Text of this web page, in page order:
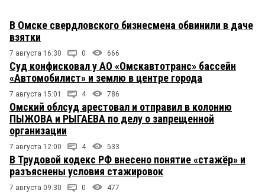
В Омске свердловского бизнесмена обвинили в даче
взятки
7 августа 16:30 0 666
Суд конфисковал у АО «Омскавтотранс» бассейн
«Автомобилист» и землю в центре города
7 августа 15:01 4 786
Омский облсуд арестовал и отправил в колонию
ПЫЖОВА и РЫГАЕВА по делу о запрещенной
организации
7 августа 12:00 4 533
В Трудовой кодекс РФ внесено понятие «стажёр» и
разъяснены условия стажировок
7 августа 09:30 0 477